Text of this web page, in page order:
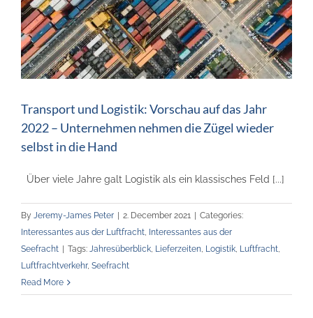
Transport und Logistik: Vorschau auf das Jahr
2022 – Unternehmen nehmen die Zügel wieder
selbst in die Hand
Über viele Jahre galt Logistik als ein klassisches Feld [...]
By Jeremy-James Peter 2. December 2021
Categories:
Interessantes aus der Luftfracht, Interessantes aus der
Seefracht
Tags: Jahresüberblick, Lieferzeiten, Logistik, Luftfracht,
Luftfrachtverkehr, Seefracht
Read More